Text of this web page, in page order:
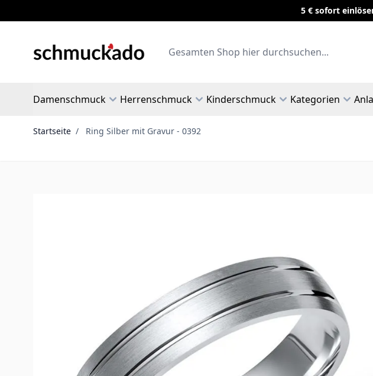
5 € sofort
Search
Damenschmuck Herrenschmuck Kinderschmuck Kategorien
Startseite / Ring Silber mit Gravur - 0392